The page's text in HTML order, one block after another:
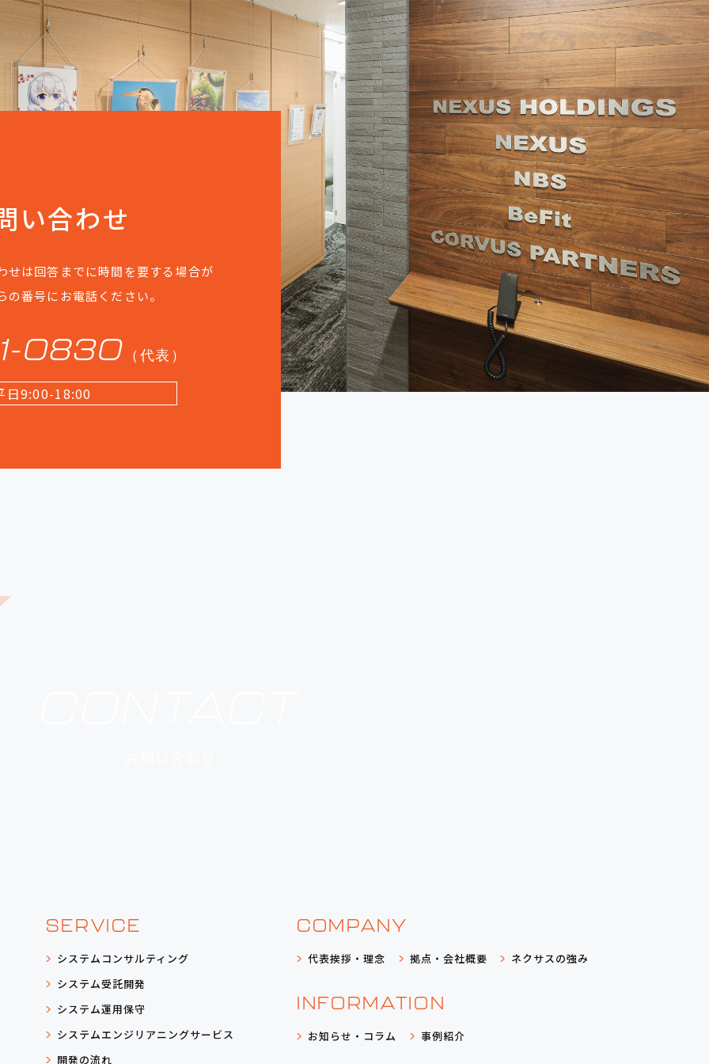
い合わせ
せは回答までに時間を要する場合が
番号にお電話ください。
0830 （代表）
日9:00-18:00
SERVICE
システム コンサルティング
システム受託開発
システム運用保守
システムエンジリアニングサービス
開発の流れ
COMPANY
代表挨拶・理念 拠点・会社概要 ネクサスの強み
INFORMATION
お知らせ・コラム 事例紹介